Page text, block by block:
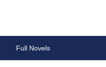
Full Novels